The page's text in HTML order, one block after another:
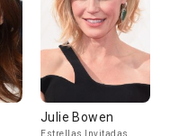
Julie Bowen
Estrellas Invitadas